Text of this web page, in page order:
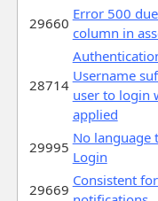
29660
Error 500
column in
28714
Username
user to login
applied
29995
No language
Login
29669
Consistent